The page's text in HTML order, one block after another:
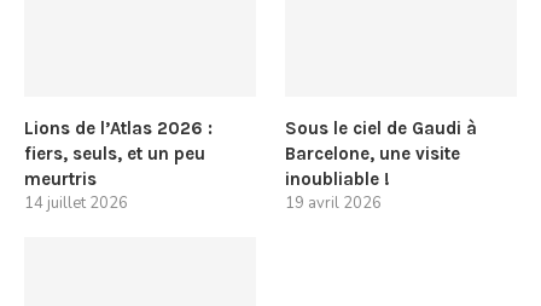
Lions de l’Atlas 2026 :
fiers, seuls, et un peu
meurtris
14 juillet 2026
Sous le ciel de Gaudi à
Barcelone, une visite
inoubliable !
19 avril 2026